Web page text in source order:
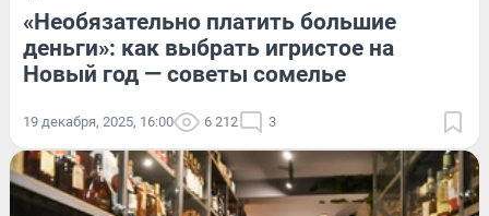
«Необязательно платить большие
деньги»: как выбрать игристое на
Новый год — советы сомелье
19 декабря, 2025, 16:00 6 212 3